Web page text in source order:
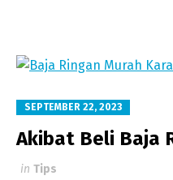
SEPTEMBER 22, 2023
Akibat Beli Baja
in Tips